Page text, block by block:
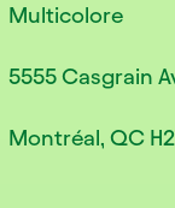
Multicolore
5555 Casgrain
Montréal, QC